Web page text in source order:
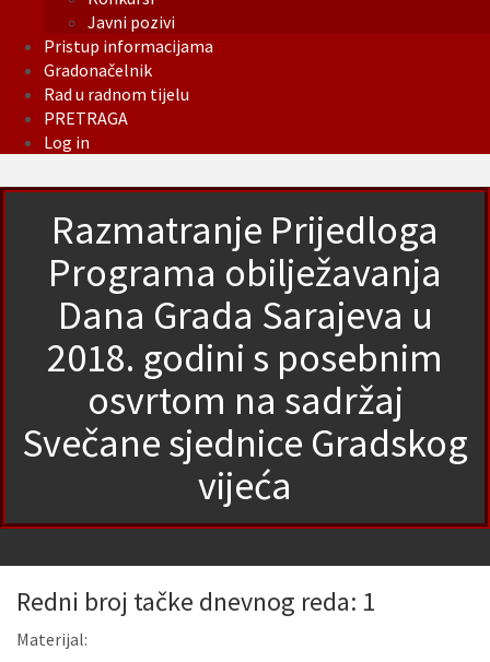
Javni pozivi
Pristup informacijama
Gradonačelnik
Rad u radnom tijelu
PRETRAGA
Log in
Razmatranje Prijedloga
Programa obilježavanja
Dana Grada Sarajeva u
2018. godini s posebnim
osvrtom na sadržaj
Svečane sjednice Gradskog
vijeća
Redni broj tačke dnevnog reda: 1
Materijal: